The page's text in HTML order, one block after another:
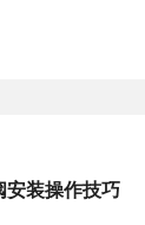
安装操作技巧